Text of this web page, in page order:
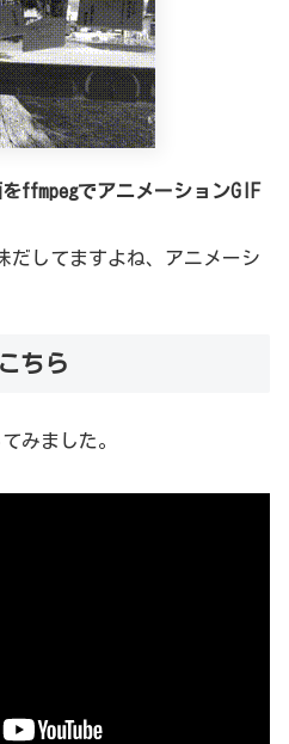
ffmpegでアニメーションGIF
だしてますよね、アニメーシ
ちら
みました。